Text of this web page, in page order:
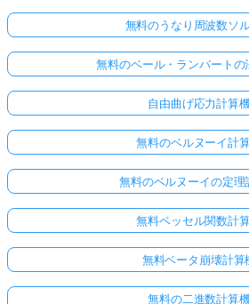
ま
だ
質
問
無料のうなり周波数ソ
無料のベール・ランバートの
自由曲げ応力計算
無料のベルヌーイ計
無料のベルヌーイの定理
無料ベッセル関数計
無料ベータ崩壊計算
無料の二進数計算